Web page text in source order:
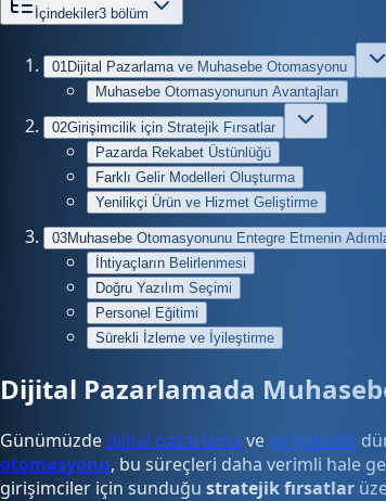
İçindekiler3 bölüm
01 Dijital Pazarlama ve Muhasebe Otomasyonu
Muhasebe Otomasyonunun Avantajları
02Girişimcilik için Stratejik Fırsatlar
Pazarda Rekabet Üstünlüğü
Farklı Gelir Modelleri Oluşturma
Yenilikçi Ürün ve Hizmet Geliştirme
03Muhasebe Otomasyonunu Entegre Etmenin
İhtiyaçların Belirlenmesi
Doğru Yazılım Seçimi
Personel Eğitimi
Sürekli İzleme ve İyileştirme
Dijital Pazarlamada
Günümüzde dijital pazarlama ve girişimcilik
otomasyonu, bu süreçleri daha verimli hale
girişimciler için sunduğu stratejik fırsatlar